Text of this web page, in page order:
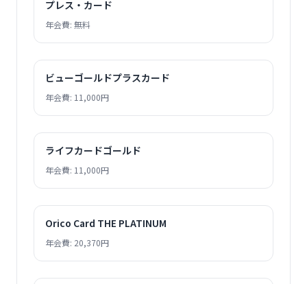
プレス・カード
年会費: 無料
ビューゴールドプラスカード
年会費: 11,000円
ライフカードゴールド
年会費: 11,000円
Orico Card THE PLATINUM
年会費: 20,370円